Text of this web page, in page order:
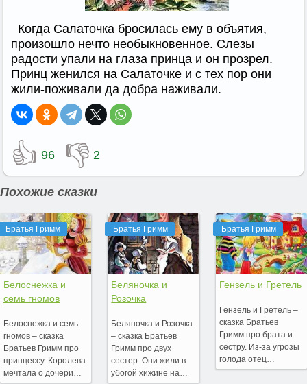
Когда Салаточка бросилась ему в объятия,
произошло нечто необыкновенное. Слезы
радости упали на глаза принца и он прозрел.
Принц женился на Салаточке и с тех пор они
жили-поживали да добра наживали.
👍 96 👎 2
Похожие сказки
Братья Гримм
Белоснежка и
семь гномов
Белоснежка и семь
гномов – сказка
Братьев Гримм про
принцессу. Королева
мечтала о дочери…
Братья Гримм
Беляночка и
Розочка
Беляночка и Розочка
– сказка Братьев
Гримм про двух
сестер. Они жили в
убогой хижине на…
Братья Гримм
Гензель и Гретель
Гензель и Гретель –
сказка Братьев
Гримм про брата и
сестру. Из-за угрозы
голода отец…